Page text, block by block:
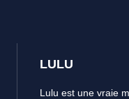
LULU
Lulu est une vraie